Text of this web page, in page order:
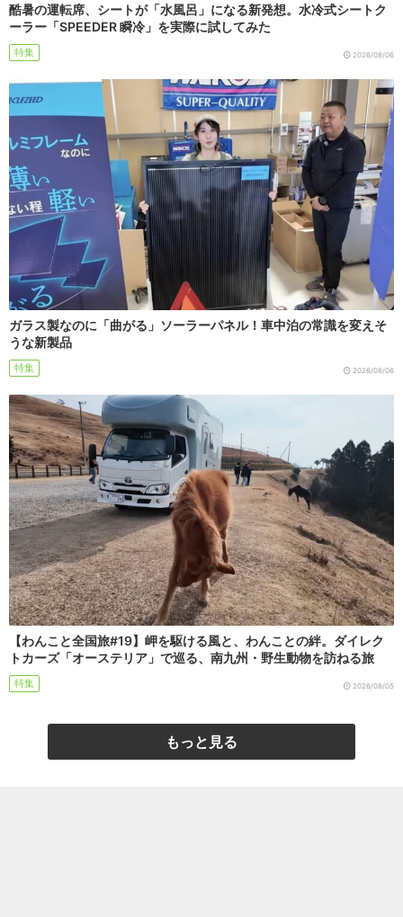
酷暑の運転席、シートが「水風呂」になる新発想。水冷式シートク
ーラー「SPEEDER 瞬冷」を実際に試してみた
特集 2026/08/06
ガラス製なのに「曲がる」ソーラーパネル！車中泊の常識を変えそ
うな新製品
特集 2026/08/06
【わんこと全国旅#19】岬を駆ける風と、わんことの絆。ダイレク
トカーズ「オーステリア」で巡る、南九州・野生動物を訪ねる旅
特集 2026/08/05
もっと見る